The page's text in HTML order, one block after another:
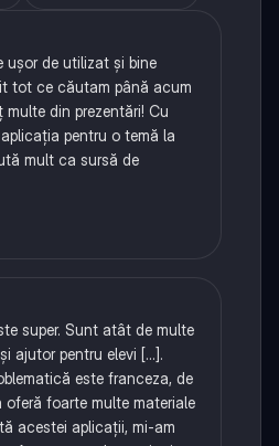
ușor de utilizat și bine
tot ce căutam până acum
din prezentări! Cu
pentru o temă la
mult ca sursă de
super. Sunt atât de multe
ajutor pentru elevi [...].
este franceza, de
oferă foarte multe materiale
acestei aplicații, mi-am